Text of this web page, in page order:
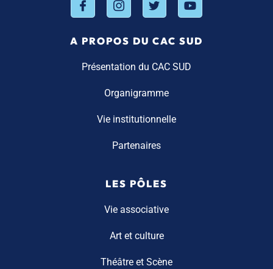
A PROPOS DU CAC SUD
Présentation du CAC SUD
Organigramme
Vie institutionnelle
Partenaires
LES PÔLES
Vie associative
Art et culture
Théâtre et Scène